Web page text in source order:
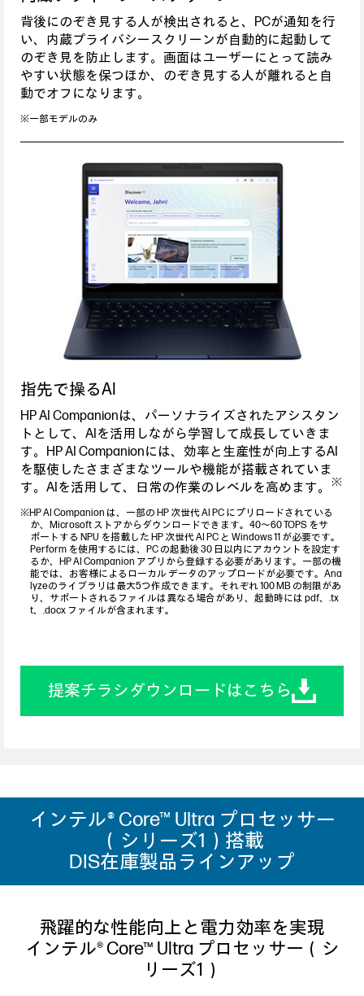
背後にのぞき見する人が検出されると、PCが通知を行
い、内蔵プライバシースクリーンが自動的に起動して
のぞき見を防止します。画面はユーザーにとって読み
やすい状態を保つほか、のぞき見する人が離れると自
動でオフになります。
※一部モデルのみ
指先で操るAI
HP AI Companionは、パーソナライズされたアシスタン
トとして、AIを活用しながら学習して成長していきま
す。HP AI Companionには、効率と生産性が向上するAI
を駆使したさまざまなツールや機能が搭載されていま
す。AIを活用して、日常の作業のレベルを高めます。
※
※HP AI Companion は、一部の HP 次世代 AI PC にプリロードされている
か、Microsoft ストアからダウンロードできます。40～60 TOPS をサ
ポートする NPU を搭載した HP 次世代 AI PC と Windows 11 が必要です。
Perform を使用するには、PC の起動後 30 日以内にアカウントを設定す
るか、HP AI Companion アプリから登録する必要があります。一部の機
能では、お客様によるローカル データのアップロードが必要です。Ana
lyzeのライブラリは最大5つ作成できます。それぞれ 100 MB の制限があ
り、サポートされるファイルは異なる場合があり、起動時には pdf、.tx
t、.docx ファイルが含まれます。
提案チラシダウンロードはこちら
インテル® Core™ Ultra プロセッサー
（シリーズ1）搭載
DIS在庫製品ラインアップ
飛躍的な性能向上と電力効率を実現
インテル® Core™ Ultra プロセッサー（シ
リーズ1）